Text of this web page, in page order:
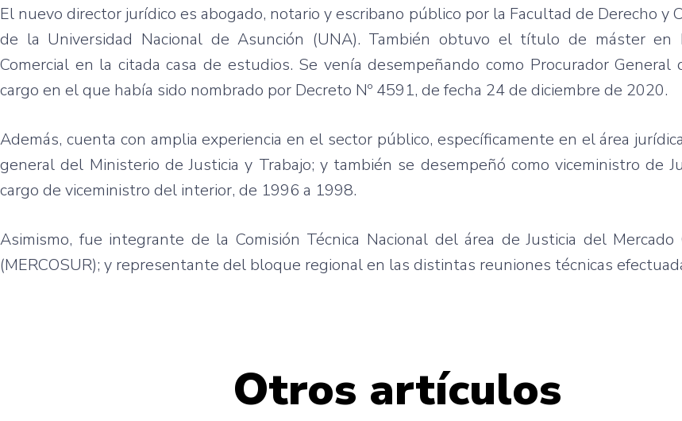
El nuevo director jurídico es abogado, notario y escribano público por la Facultad de Derecho y
de la Universidad Nacional de Asunción (UNA). También obtuvo el título de máster en
Comercial en la citada casa de estudios. Se venía desempeñando como Procurador General
cargo en el que había sido nombrado por Decreto Nº 4591, de fecha 24 de diciembre de 2020.
Además, cuenta con amplia experiencia en el sector público, específicamente en el área
general del Ministerio de Justicia y Trabajo; y también se desempeñó como viceministro de
cargo de viceministro del interior, de 1996 a 1998.
Asimismo, fue integrante de la Comisión Técnica Nacional del área de Justicia del
(MERCOSUR); y representante del bloque regional en las distintas reuniones técnicas
Otros artículos